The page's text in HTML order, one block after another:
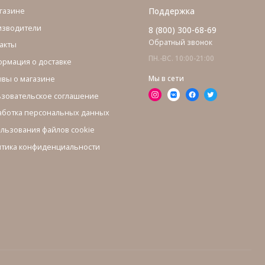
о доставке
о магазине
соглашение
персональных данных
файлов cookie
конфиденциальности
Поддержка
8 (800) 300-68-69
Обратный звонок
ПН.-ВС. 10:00-21:00
Мы в сети